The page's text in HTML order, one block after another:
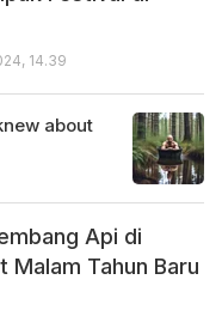
14.39
Api di
Malam Tahun Baru